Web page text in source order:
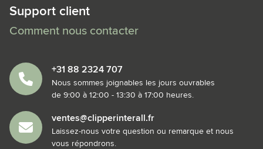
Support client
Comment nous contacter
+31 88 2324 707
Nous sommes joignables les jours ouvrables
de 9:00 à 12:00 - 13:30 à 17:00 heures.
ventes@clipperinterall.fr
Laissez-nous votre question ou remarque et nous
vous répondrons.